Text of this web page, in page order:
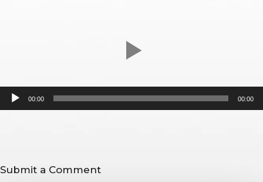
Audio
00:00 00:00
Submit a Comment